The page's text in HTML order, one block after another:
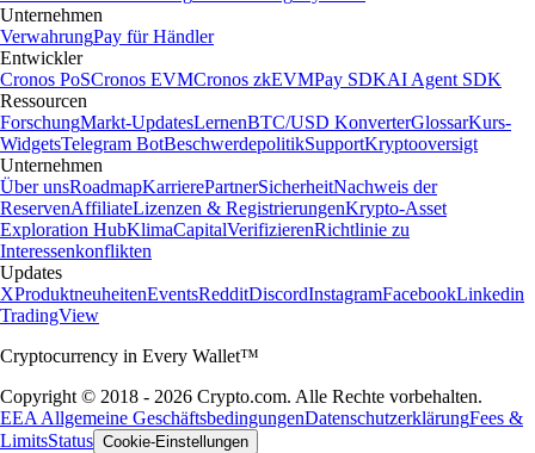
Unternehmen
VerwahrungPay für Händler
Entwickler
Cronos PoSCronos EVMCronos zkEVMPay SDKAI Agent SDK
Ressourcen
ForschungMarkt-UpdatesLernenBTC/USD KonverterGlossarKurs-
WidgetsTelegram BotBeschwerdepolitikSupportKryptooversigt
Unternehmen
Über unsRoadmapKarrierePartnerSicherheitNachweis der
ReservenAffiliateLizenzen & RegistrierungenKrypto-Asset
Exploration HubKlimaCapitalVerifizierenRichtlinie zu
Interessenkonflikten
Updates
XProduktneuheitenEventsRedditDiscordInstagramFacebookLinkedin
TradingView
Cryptocurrency in Every Wallet™
Copyright © 2018 - 2026 Crypto.com. Alle Rechte vorbehalten.
EEA Allgemeine GeschäftsbedingungenDatenschutzerklärungFees &
LimitsStatus Cookie-Einstellungen